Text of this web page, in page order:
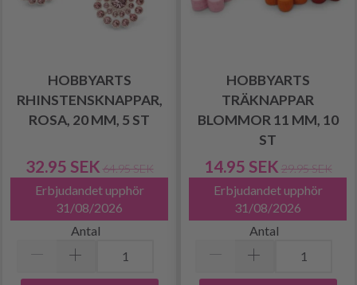
HOBBYARTS
RHINSTENSKNAPPAR,
ROSA, 20 MM, 5 ST
32.95 SEK 64.95 SEK
Erbjudandet upphör
31/08/2026
Antal
HOBBYARTS
TRÄKNAPPAR
BLOMMOR 11 MM, 10
ST
14.95 SEK 29.95 SEK
Erbjudandet upphör
31/08/2026
Antal